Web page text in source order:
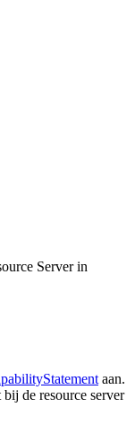
Server in
aan.
de resource server